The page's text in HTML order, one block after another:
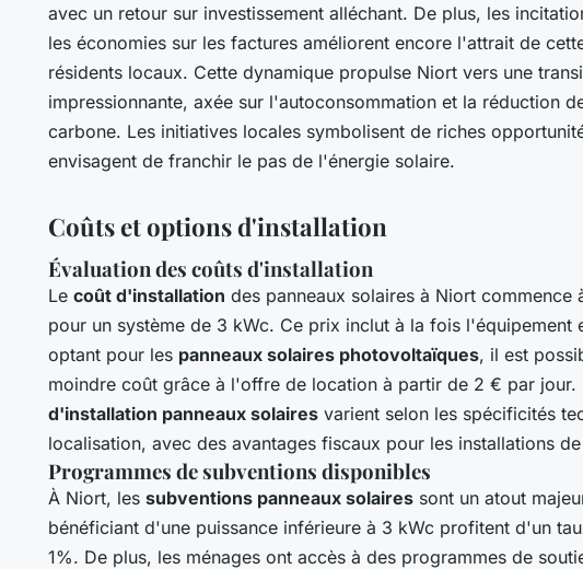
avec un retour sur investissement alléchant. De plus, les
les économies sur les factures améliorent encore l'attrait de
résidents locaux. Cette dynamique propulse Niort vers une
impressionnante, axée sur l'autoconsommation et la réduction
carbone. Les initiatives locales symbolisent de riches
envisagent de franchir le pas de l'énergie solaire.
Coûts et options d'installation
Évaluation des coûts d'installation
Le coût d'installation des panneaux solaires à Niort commence
pour un système de 3 kWc. Ce prix inclut à la fois l'équipement
optant pour les panneaux solaires photovoltaïques, il est
moindre coût grâce à l'offre de location à partir de 2 € par jour.
d'installation panneaux solaires varient selon les spécificités
localisation, avec des avantages fiscaux pour les installations
Programmes de subventions disponibles
À Niort, les subventions panneaux solaires sont un atout
bénéficiant d'une puissance inférieure à 3 kWc profitent d'un
1%. De plus, les ménages ont accès à des programmes de